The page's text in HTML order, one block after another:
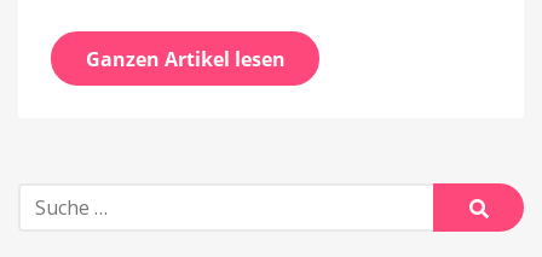
Ganzen Artikel lesen
Suche
nach:
Suche